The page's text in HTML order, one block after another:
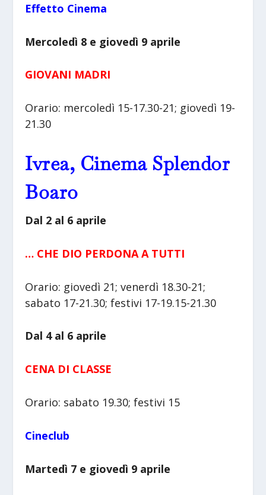
Effetto Cinema
Mercoledì 8 e giovedì 9 aprile
GIOVANI MADRI
Orario: mercoledì 15-17.30-21; giovedì 19-
21.30
Ivrea, Cinema Splendor
Boaro
Dal 2 al 6 aprile
… CHE DIO PERDONA A TUTTI
Orario: giovedì 21; venerdì 18.30-21;
sabato 17-21.30; festivi 17-19.15-21.30
Dal 4 al 6 aprile
CENA DI CLASSE
Orario: sabato 19.30; festivi 15
Cineclub
Martedì 7 e giovedì 9 aprile